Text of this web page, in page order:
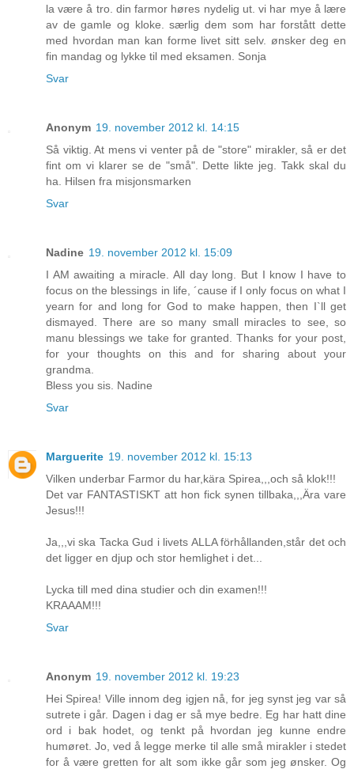
la være å tro. din farmor høres nydelig ut. vi har mye å lære
av de gamle og kloke. særlig dem som har forstått dette
med hvordan man kan forme livet sitt selv. ønsker deg en
fin mandag og lykke til med eksamen. Sonja
Svar
Anonym 19. november 2012 kl. 14:15
Så viktig. At mens vi venter på de "store" mirakler, så er det
fint om vi klarer se de "små". Dette likte jeg. Takk skal du
ha. Hilsen fra misjonsmarken
Svar
Nadine 19. november 2012 kl. 15:09
I AM awaiting a miracle. All day long. But I know I have to
focus on the blessings in life, ´cause if I only focus on what I
yearn for and long for God to make happen, then I`ll get
dismayed. There are so many small miracles to see, so
manu blessings we take for granted. Thanks for your post,
for your thoughts on this and for sharing about your
grandma.
Bless you sis. Nadine
Svar
Marguerite 19. november 2012 kl. 15:13
Vilken underbar Farmor du har,kära Spirea,,,och så klok!!!
Det var FANTASTISKT att hon fick synen tillbaka,,,Ära vare
Jesus!!!
Ja,,,vi ska Tacka Gud i livets ALLA förhållanden,står det och
det ligger en djup och stor hemlighet i det...
Lycka till med dina studier och din examen!!!
KRAAAM!!!
Svar
Anonym 19. november 2012 kl. 19:23
Hei Spirea! Ville innom deg igjen nå, for jeg synst jeg var så
sutrete i går. Dagen i dag er så mye bedre. Eg har hatt dine
ord i bak hodet, og tenkt på hvordan jeg kunne endre
humøret. Jo, ved å legge merke til alle små mirakler i stedet
for å være gretten for alt som ikke går som jeg ønsker. Og